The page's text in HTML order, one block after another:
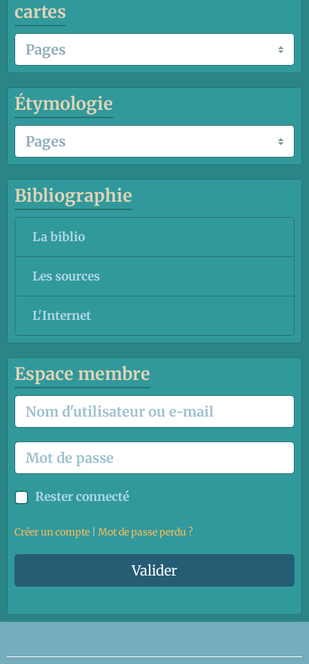
cartes
Étymologie
Bibliographie
La biblio
Les sources
L'Internet
Espace membre
Rester connecté
Créer un compte Mot de passe perdu ?
Valider